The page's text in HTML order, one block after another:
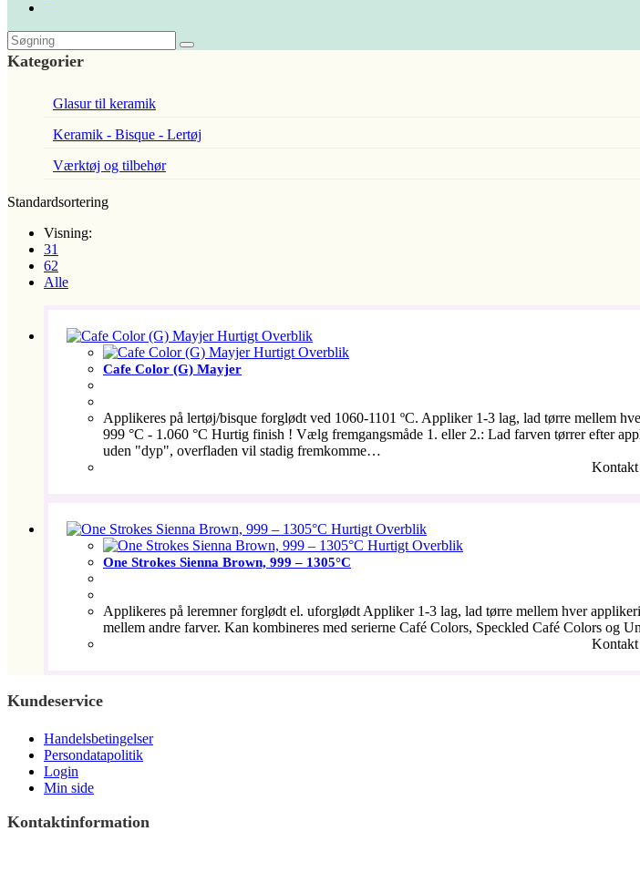
Kategorier
Glasur til keramik
Keramik - Bisque - Lertøj
Værktøj og tilbehør
Standardsortering
Visning:
31
62
Alle
Hurtigt Overblik
Hurtigt Overblik
Cafe Color (G) Mayjer
Applikeres på lertøj/bisque forglødt ved 1060-1101 ºC. Appliker 1-3 lag, lad tørre mellem
999 °C - 1.060 °C Hurtig finish ! Vælg fremgangsmåde 1. eller 2.: Lad farven tørrer efter
uden "dyp", overfladen vil stadig fremkomme…
Hurtigt Overblik
Hurtigt Overblik
One Strokes Sienna Brown, 999 – 1305°C
Applikeres på leremner forglødt el. uforglødt Appliker 1-3 lag, lad tørre mellem hver
mellem andre farver. Kan kombineres med serierne Café Colors, Speckled Café Colors og
Kundeservice
Handelsbetingelser
Persondatapolitik
Login
Min side
Kontaktinformation